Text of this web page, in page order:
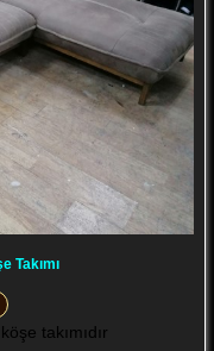
Takımı
takımıdır